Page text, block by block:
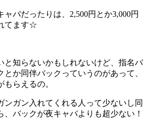
バだったりは、2,500円とか3,000円
てます☆
と知らないかもしれないけど、指名バ
とか同伴バックっていうのがあって、
らえるの。
ンガン入れてくれる人って少ないし同
、バックが夜キャバよりも超少ない！